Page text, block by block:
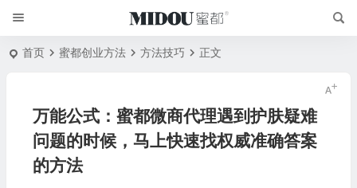
首页 蜜都创业方法 方法技巧 正文
万能公式：蜜都微商代理遇到护肤疑难
问题的时候，马上快速找权威准确答案
的方法